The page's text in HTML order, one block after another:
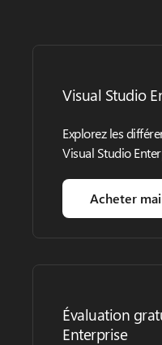
Visual Studio
Explorez les
Visual Studio
Acheter
Évaluation
Enterprise